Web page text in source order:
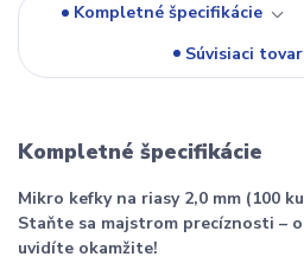
Kompletné špecifikácie
Súvisiaci tovar
Kompletné špecifikácie
Mikro kefky na riasy 2,0 mm (100
Staňte sa majstrom precíznosti –
uvidíte okamžite!